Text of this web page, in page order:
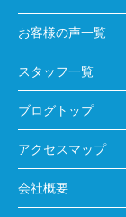
お客様の声一覧
スタッフ一覧
ブログトップ
アクセスマップ
会社概要